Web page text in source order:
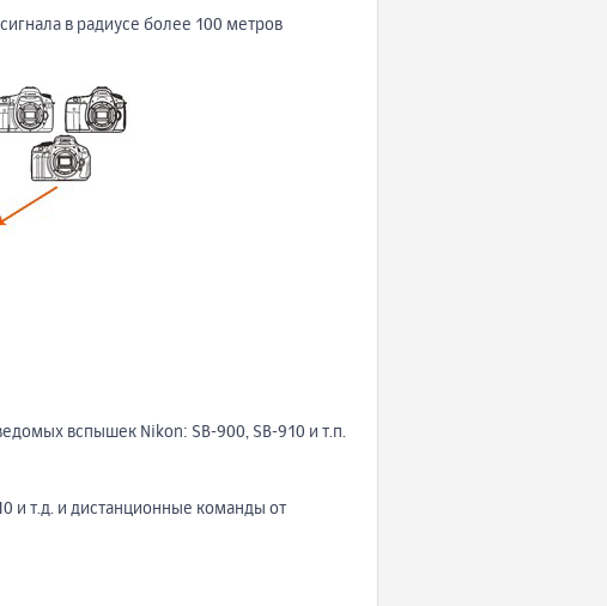
в радиусе более 100 метров
вспышек Nikon: SB-900, SB-910 и т.п.
и т.д. и дистанционные команды от